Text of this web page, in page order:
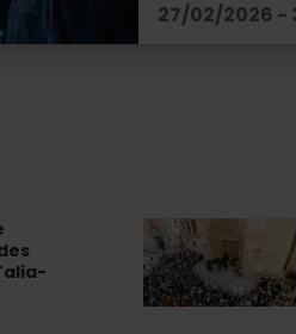
27/02/2026 -
Tribunal
de
las